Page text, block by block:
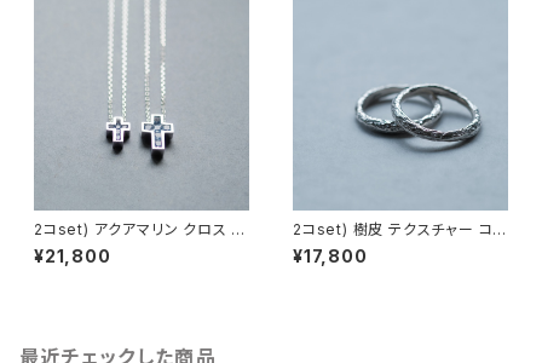
2コset) アクアマリン クロス ペ
ア ネックレス シルバー925
¥21,800
2コset) 樹皮 テクスチャー コン
ビ ペア リング シルバー925
¥17,800
最近チェックした商品